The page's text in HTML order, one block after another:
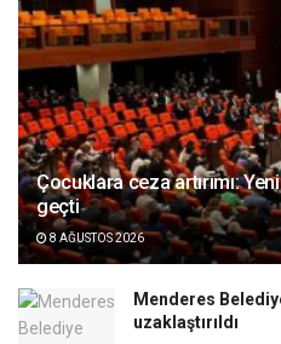
Çocuklara ceza artırımı:
geçti
8 AĞUSTOS 2026
Menderes
uzaklaştırıldı